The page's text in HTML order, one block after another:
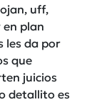
uff,
plan
les da por
que
juicios
detallito es